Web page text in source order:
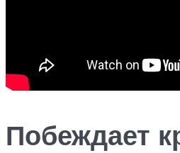
Побеждает